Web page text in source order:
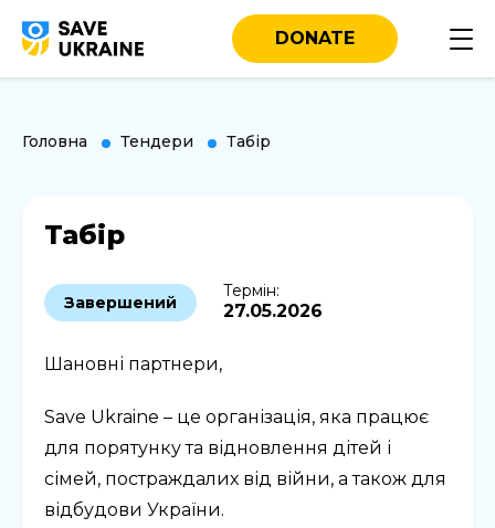
DONATE
Головна Тендери Табір
Табір
Завершений
Термін:
27.05.2026
Шановні партнери,
Save Ukraine – це організація, яка працює
для порятунку та відновлення дітей і
сімей, постраждалих від війни, а також для
відбудови України.